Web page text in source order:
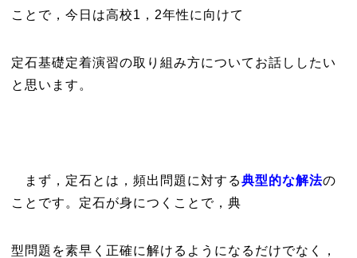
ことで，今日は高校1，2年性に向けて
定石基礎定着演習の取り組み方についてお話ししたい
と思います。
まず，定石とは，頻出問題に対する典型的な解法の
ことです。定石が身につくことで，典
型問題を素早く正確に解けるようになるだけでなく，